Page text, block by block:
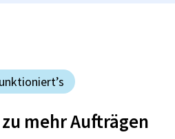
mehr Aufträgen